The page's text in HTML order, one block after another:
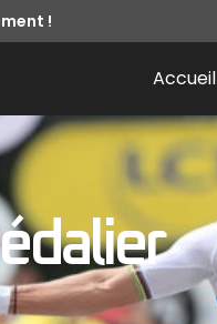
!
Accueil